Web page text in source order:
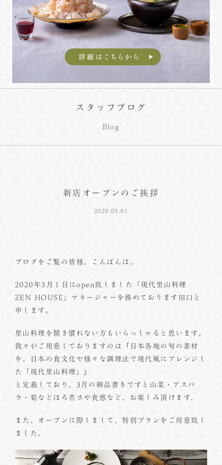
スタッフブログ
Blog
新店オープンのご挨拶
2020.03.01
ブログをご覧の皆様、こんばんは。
2020年3月１日にopen致しました「現代里山料理
ZEN HOUSE」マネージャーを務めております田口と
申します。
里山料理を聞き慣れない方もいらっしゃると思います。
我々がご用意しておりますのは『日本各地の旬の素材
を、日本の食文化や様々な調理法で現代風にアレンジし
た「現代里山料理」』
と定義しており、3月の御品書きですと山菜・アスパ
ラ・筍などほろ苦さや食感など、お楽しみ頂けます。
また、オープンに際しまして、特別プランをご用意致し
ました。